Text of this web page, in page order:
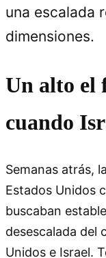
una escalada
dimensiones.
Un alto el
cuando
Semanas atrás,
Estados Unidos
buscaban
desescalada del
Unidos e Israel.